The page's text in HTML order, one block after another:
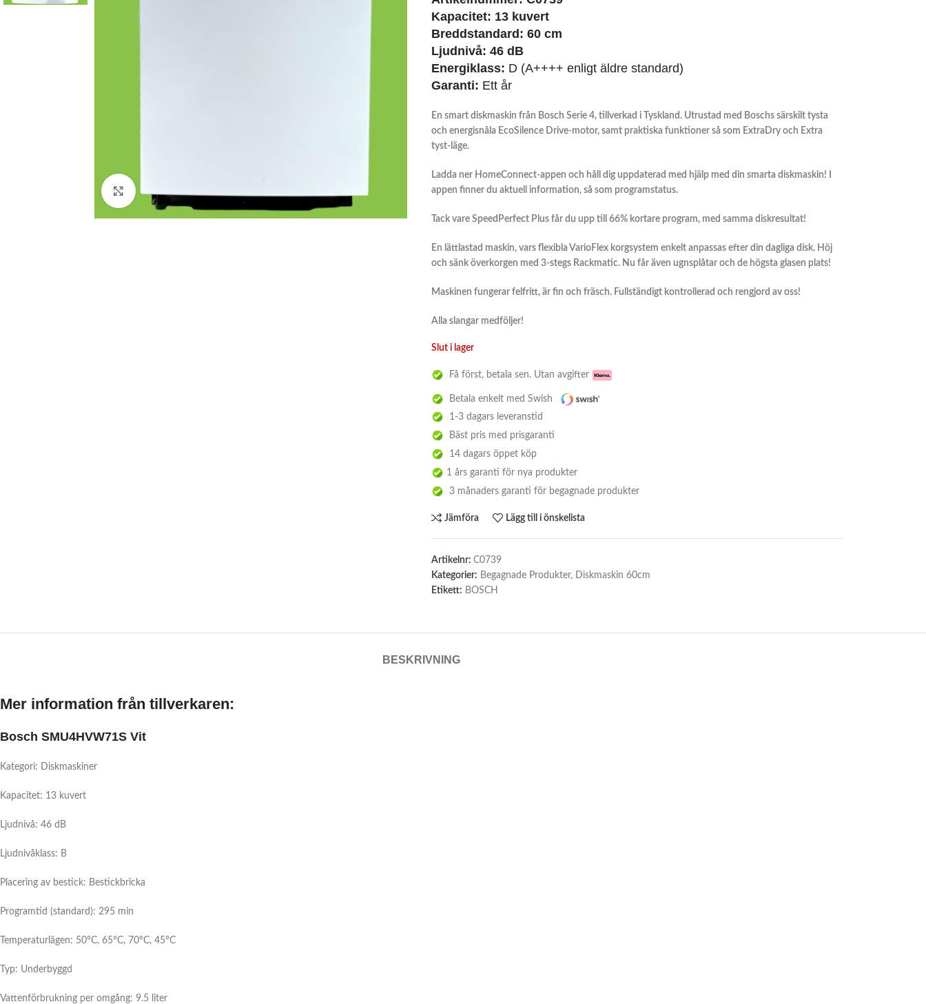
Click to enlarge
Kapacitet: 13 kuvert
Breddstandard: 60 cm
Ljudnivå: 46 dB
Energiklass: D (A++++ enligt äldre standard)
Garanti: Ett år
En smart diskmaskin från Bosch Serie 4, tillverkad i Tyskland. Utrustad med Boschs särskilt tysta
och energisnåla EcoSilence Drive-motor, samt praktiska funktioner så som ExtraDry och Extra
tyst-läge.
Ladda ner HomeConnect-appen och håll dig uppdaterad med hjälp med din smarta diskmaskin! I
appen finner du aktuell information, så som programstatus.
Tack vare SpeedPerfect Plus får du upp till 66% kortare program, med samma diskresultat!
En lättlastad maskin, vars flexibla VarioFlex korgsystem enkelt anpassas efter din dagliga disk. Höj
och sänk överkorgen med 3-stegs Rackmatic. Nu får även ugnsplåtar och de högsta glasen plats!
Maskinen fungerar felfritt, är fin och fräsch. Fullständigt kontrollerad och rengjord av oss!
Alla slangar medföljer!
Slut i lager
Få först, betala sen. Utan avgifter
Betala enkelt med Swish
1-3 dagars leveranstid
Bäst pris med prisgaranti
14 dagars öppet köp
1 års garanti för nya produkter
3 månaders garanti för begagnade produkter
Jämföra Lägg till i önskelista
Artikelnr: C0739
Kategorier: Begagnade Produkter, Diskmaskin 60cm
Etikett: BOSCH
BESKRIVNING
Mer information från tillverkaren:
Bosch SMU4HVW71S Vit
Kategori: Diskmaskiner
Kapacitet: 13 kuvert
Ljudnivå: 46 dB
Ljudnivåklass: B
Placering av bestick: Bestickbricka
Programtid (standard): 295 min
Temperaturlägen: 50°C, 65°C, 70°C, 45°C
Typ: Underbyggd
Vattenförbrukning per omgång: 9.5 liter